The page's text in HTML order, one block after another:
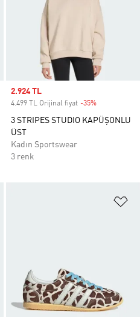
Sale price
2.924 TL
4.499 TL Orijinal fiyat -35%
3 STRIPES STUDIO KAPÜŞONLU
ÜST
Kadın Sportswear
3 renk